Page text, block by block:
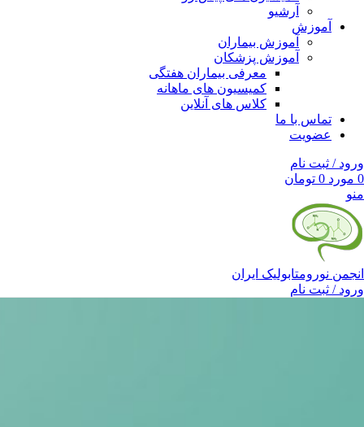
آرشیو
آموزش
آموزش بیماران
آموزش پزشکان
معرفی بیماران هفتگی
کمیسیون های ماهانه
کلاس های آنلاین
تماس با ما
عضویت
ورود / ثبت نام
0 مورد 0 تومان
منو
انجمن نورومتابولیک ایران
ورود / ثبت نام